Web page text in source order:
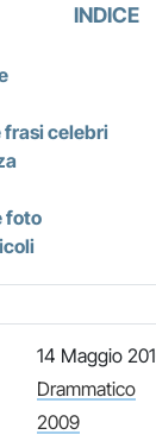
INDICE
frasi celebri
foto
14 Maggio
Drammatico
2009